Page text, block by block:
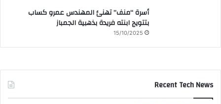
أسرة “منف” تهنئ المهندس عمرو كساب
بتتويج ابنته فريدة بذهبية الجمباز
15/10/2025
Recent Tech News